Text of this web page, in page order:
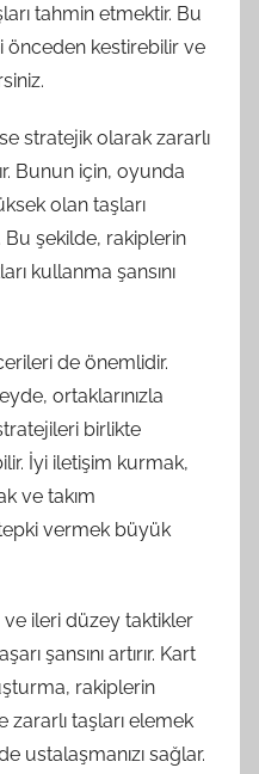
tahmin etmektir. Bu
önceden kestirebilir ve
stratejik olarak zararlı
Bunun için, oyunda
olan taşları
Bu şekilde, rakiplerin
kullanma şansını
de önemlidir.
ortaklarınızla
birlikte
İyi iletişim kurmak,
ve takım
tepki vermek büyük
ileri düzey taktikler
şansını artırır. Kart
rakiplerin
taşları elemek
ustalaşmanızı sağlar.